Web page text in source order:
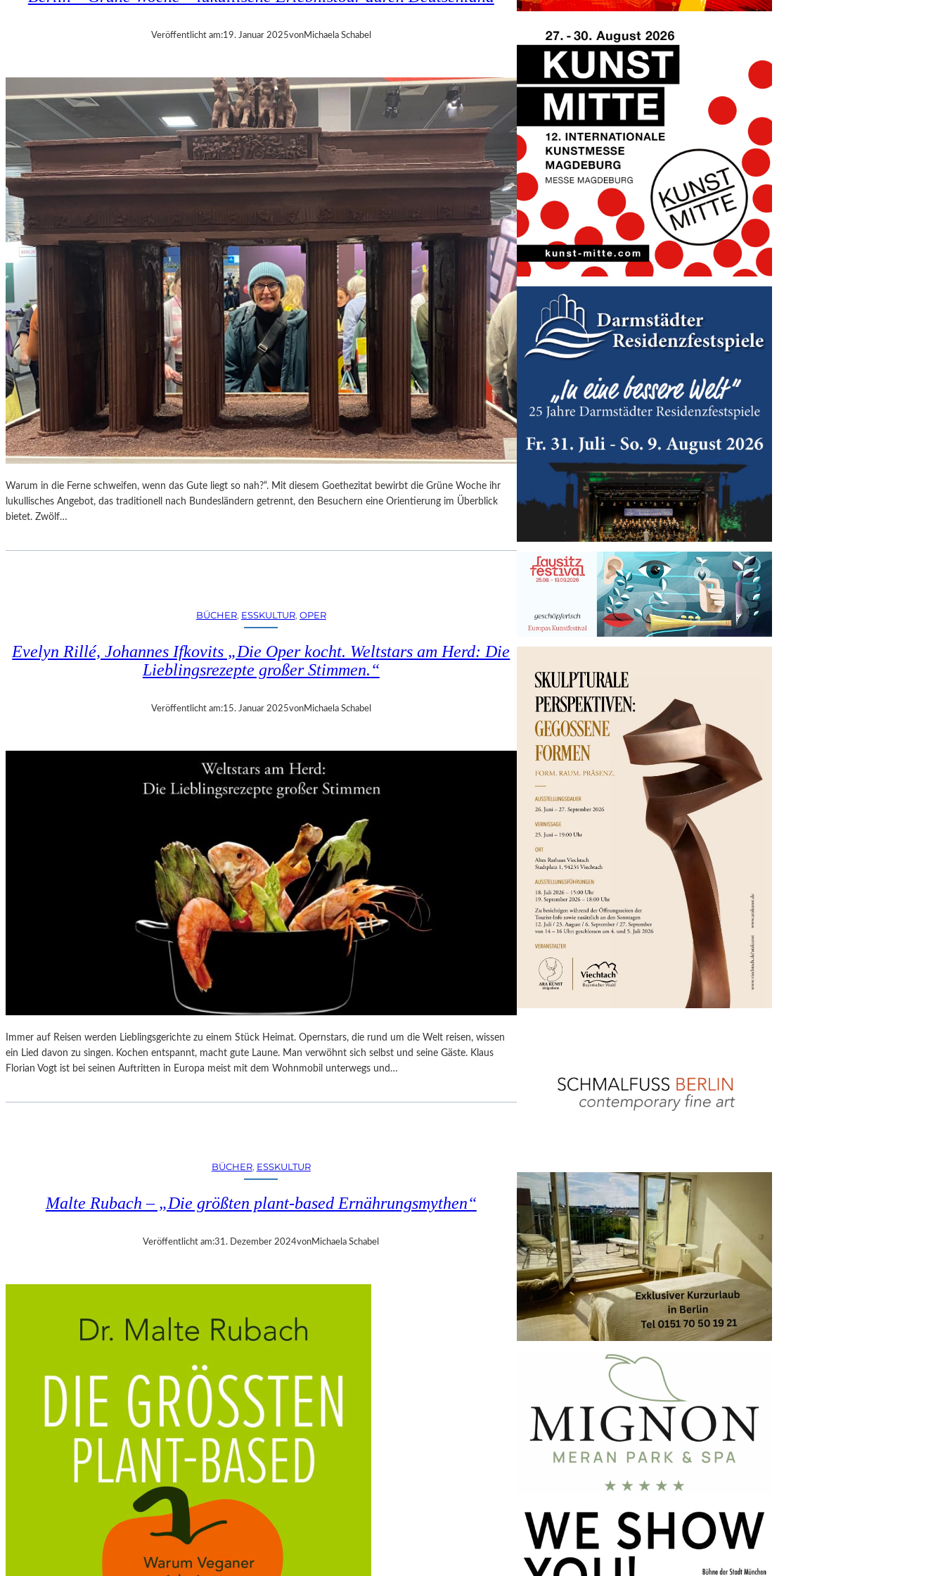
Veröffentlicht am:19. Januar 2025vonMichaela Schabel
Warum in die Ferne schweifen, wenn das Gute liegt so nah?“. Mit diesem Goethezitat bewirbt die Grüne Woche ihr
lukullisches Angebot, das traditionell nach Bundesländern getrennt, den Besuchern eine Orientierung im Überblick
bietet. Zwölf…
BÜCHER, ESSKULTUR, OPER
Evelyn Rillé, Johannes Ifkovits „Die Oper kocht. Weltstars am Herd: Die
Lieblingsrezepte großer Stimmen.“
Veröffentlicht am:15. Januar 2025vonMichaela Schabel
Immer auf Reisen werden Lieblingsgerichte zu einem Stück Heimat. Opernstars, die rund um die Welt reisen, wissen
ein Lied davon zu singen. Kochen entspannt, macht gute Laune. Man verwöhnt sich selbst und seine Gäste. Klaus
Florian Vogt ist bei seinen Auftritten in Europa meist mit dem Wohnmobil unterwegs und…
BÜCHER, ESSKULTUR
Malte Rubach – „Die größten plant-based Ernährungsmythen“
Veröffentlicht am:31. Dezember 2024vonMichaela Schabel